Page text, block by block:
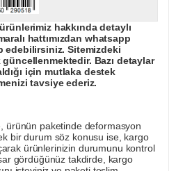
hakkında detaylı
hattımızdan whatsapp
edebilirsiniz. Sitemizdeki
Bazı detaylar
için mutlaka destek
tavsiye ederiz.
ürünün paketinde deformasyon
bir durum söz konusu ise, kargo
ürünlerinizin durumunu kontrol
gördüğünüz takdirde, kargo